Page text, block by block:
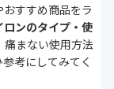
すすめ商品をラ
ロンのタイプ・使
痛まない使用方法
考にしてみてく